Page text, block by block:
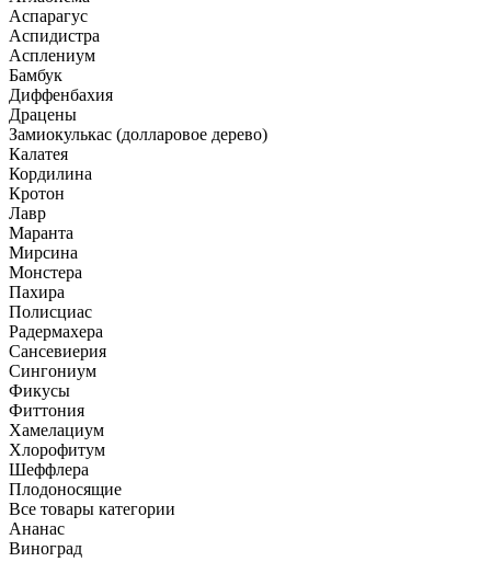
Аспарагус
Аспидистра
Асплениум
Бамбук
Диффенбахия
Драцены
Замиокулькас (долларовое дерево)
Калатея
Кордилина
Кротон
Лавр
Маранта
Мирсина
Монстера
Пахира
Полисциас
Радермахера
Сансевиерия
Сингониум
Фикусы
Фиттония
Хамелациум
Хлорофитум
Шеффлера
Плодоносящие
Все товары категории
Ананас
Виноград